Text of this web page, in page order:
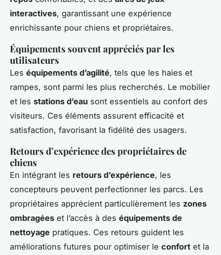
interactives, garantissant une expérience
enrichissante pour chiens et propriétaires.
Équipements souvent appréciés par les
utilisateurs
Les équipements d’agilité, tels que les haies et
rampes, sont parmi les plus recherchés. Le mobilier
et les stations d’eau sont essentiels au confort des
visiteurs. Ces éléments assurent efficacité et
satisfaction, favorisant la fidélité des usagers.
Retours d’expérience des propriétaires de
chiens
En intégrant les retours d’expérience, les
concepteurs peuvent perfectionner les parcs. Les
propriétaires apprécient particulièrement les zones
ombragées et l’accès à des équipements de
nettoyage pratiques. Ces retours guident les
améliorations futures pour optimiser le confort et la